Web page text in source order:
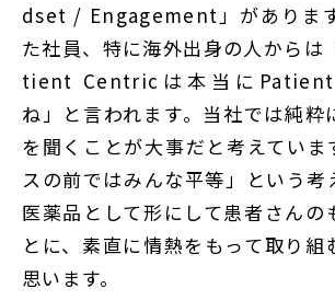
dset / Engagement」がありま
た社員、特に海外出身の人からは
tient Centricは本当に
ね」と言われます。当社では純粋
を聞くことが大事だと考えていま
スの前ではみんな平等」という考
医薬品として形にして患者さんの
とに、素直に情熱をもって取り組
思います。